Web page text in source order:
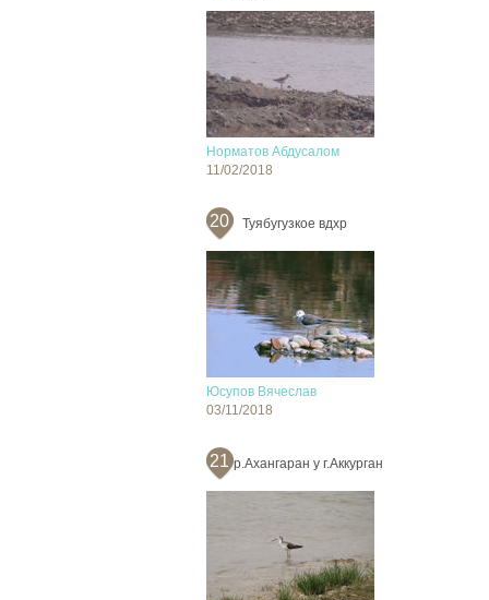
Норматов Абдусалом
11/02/2018
20 Туябугузкое вдхр
Юсупов Вячеслав
03/11/2018
21 р.Ахангаран у г.Аккурган